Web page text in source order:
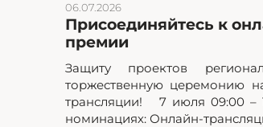
Присоединяйтесь к
премии
06.07.2026
Защиту проектов
торжественную церемонию
трансляции! 7 июля 09:00 –
номинациях: Онлайн-